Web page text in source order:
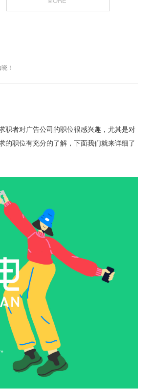
！
职者对广告公司的职位很感兴趣，尤其是对
的职位有充分的了解，下面我们就来详细了